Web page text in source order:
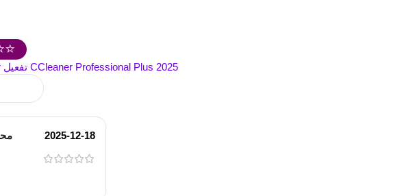
تفعيل CCleaner Professional Plus 2025
2025-12-18